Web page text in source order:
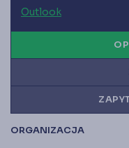
Outlook
ORGANIZACJA